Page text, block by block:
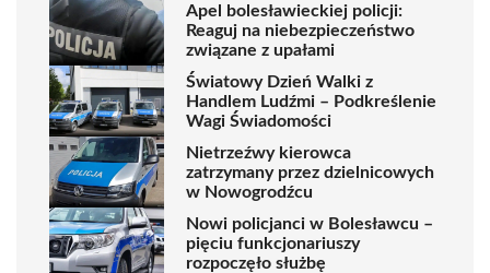
Apel bolesławieckiej policji:
Reaguj na niebezpieczeństwo
związane z upałami
Światowy Dzień Walki z
Handlem Ludźmi – Podkreślenie
Wagi Świadomości
Nietrzeźwy kierowca
zatrzymany przez dzielnicowych
w Nowogrodźcu
Nowi policjanci w Bolesławcu –
pięciu funkcjonariuszy
rozpoczęło służbę